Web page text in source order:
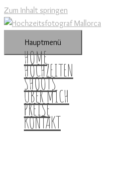
Zum Inhalt springen
Hauptmenü
HOME
HOCHZEITEN
SHOOTS
ÜBER MICH
PREISE
KONTAKT